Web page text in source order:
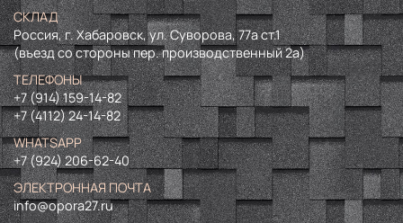
СКЛАД
Россия, г. Хабаровск, ул. Суворова, 77а ст.1
(въезд со стороны пер. производственный 2а)
ТЕЛЕФОНЫ
+7 (914) 159-14-82
+7 (4112) 24-14-82
WHATSAPP
+7 (924) 206-62-40
ЭЛЕКТРОННАЯ ПОЧТА
info@opora27.ru